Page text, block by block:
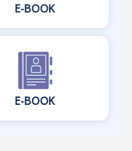
E-BOOK
E-BOOK